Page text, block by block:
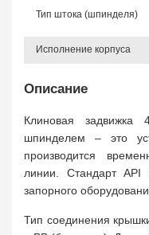
Тип штока (шпинделя)
Исполнение корпуса
Описание
Клиновая
шпинделем – это
производится
линии. Стандарт API
запорного
Тип соединения